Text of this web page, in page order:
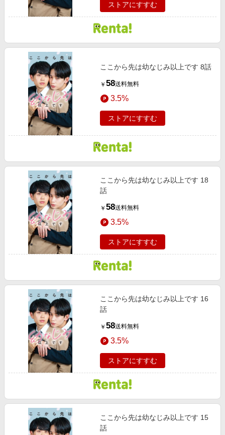
ストアにすすむ
ここから先は幼なじみ以上です 8話
￥ 58送料無料
3.5%
ストアにすすむ
ここから先は幼なじみ以上です 18
話
￥ 58送料無料
3.5%
ストアにすすむ
ここから先は幼なじみ以上です 16
話
￥ 58送料無料
3.5%
ストアにすすむ
ここから先は幼なじみ以上です 15
話